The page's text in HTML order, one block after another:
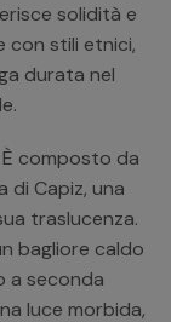
solidità e
con stili etnici,
durata nel
composto da
di Capiz, una
traslucenza.
bagliore caldo
a seconda
luce morbida,